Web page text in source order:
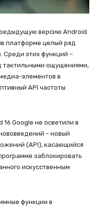
версию Android
платформе целый ряд
Среди этих функций –
тактильными ощущениями,
элементов в
API частоты
Google не осветили в
– новый
(API), касающийся
заблокировать
искусственным
функции в